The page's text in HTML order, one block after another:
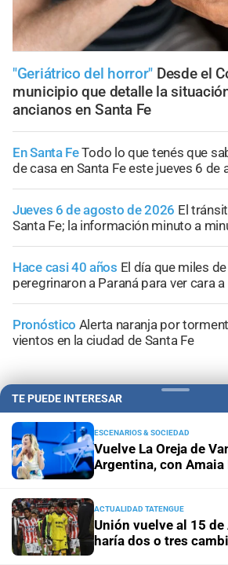
"Geriátrico del horror" Desde el
municipio que detalle la
ancianos en Santa Fe
En Santa FeTodo lo que tenés que
de casa en Santa Fe este jueves 6 de
Jueves 6 de agosto de 2026 El
Santa Fe; la información minuto a
Hace casi 40 años El día que miles
peregrinaron a Paraná para ver cara
Pronóstico Alerta naranja por
vientos en la ciudad de Santa Fe
+Sucesos
TE PUEDE INTERESAR
ESCENARIOS & SOCIEDAD
Vuelve La Oreja de
Argentina, con
ACTUALIDAD TATENGUE
Unión vuelve al 15
haría dos o tres